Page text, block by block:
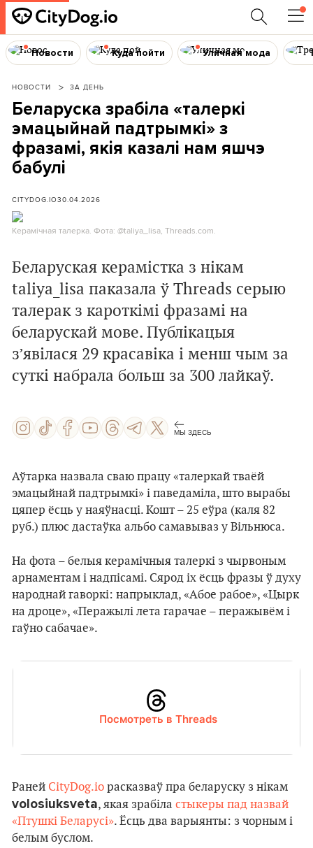
Новости Куда пойти Уличная мода
НОВОСТИ ЗА ДЕНЬ
Беларуска зрабіла «талеркі
эмацыйнай падтрымкі» з
фразамі, якія казалі нам яшчэ
бабулі
CITYDOG.IO30.04.2026
Керамічная талерка. Фота: @taliya_lisa, Threads.com.
Беларуская керамістка з нікам
taliya_lisa паказала ў Threads серыю
талерак з кароткімі фразамі на
беларускай мове. Публікацыя
з’явілася 29 красавіка і менш чым за
суткі набрала больш за 300 лайкаў.
МЫ ЗДЕСЬ
Аўтарка назвала сваю працу «талеркай тваёй
эмацыйнай падтрымкі» і паведаміла, што вырабы
цяпер ёсць у наяўнасці. Кошт – 25 еўра (каля 82
руб.) плюс дастаўка альбо самавываз у Вільнюса.
На фота – белыя керамічныя талеркі з чырвоным
арнаментам і надпісамі. Сярод іх ёсць фразы ў духу
народнай гаворкі: напрыклад, «Абоe рабоe», «Цырк
на дроце», «Перажылі лета гарачае – перажывём і
гаўно сабачае».
Посмотреть в Threads
Раней CityDog.io расказваў пра беларуску з нікам
volosiuksveta, якая зрабіла стыкеры пад назвай
«Птушкі Беларусі». Ёсць два варыянты: з чорным і
белым буслом.